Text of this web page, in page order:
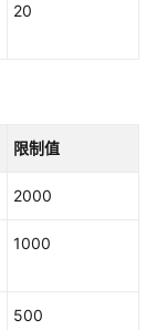
20
限制值
2000
1000
500